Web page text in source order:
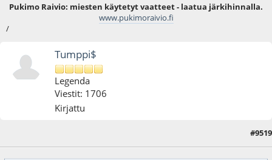
Pukimo Raivio: miesten käytetyt vaatteet - laatua järkihinnalla.
www.pukimoraivio.fi
/
Tumppi$
Legenda
Viestit: 1706
Kirjattu
#9519